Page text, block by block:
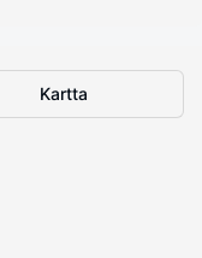
Kartta